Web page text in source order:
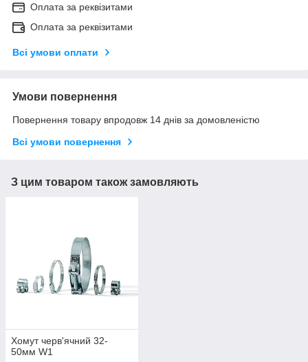
Оплата за реквізитами
Оплата за реквізитами
Всі умови оплати
Умови повернення
Повернення товару впродовж 14 днів за домовленістю
Всі умови повернення
З цим товаром також замовляють
Хомут черв'ячний 32-
50мм W1